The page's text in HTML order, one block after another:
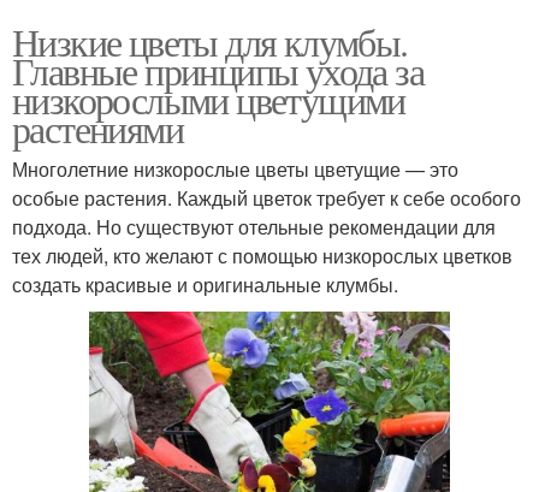
Низкие цветы для клумбы.
Главные принципы ухода за
низкорослыми цветущими
растениями
Многолетние низкорослые цветы цветущие — это
особые растения. Каждый цветок требует к себе особого
подхода. Но существуют отельные рекомендации для
тех людей, кто желают с помощью низкорослых цветков
создать красивые и оригинальные клумбы.